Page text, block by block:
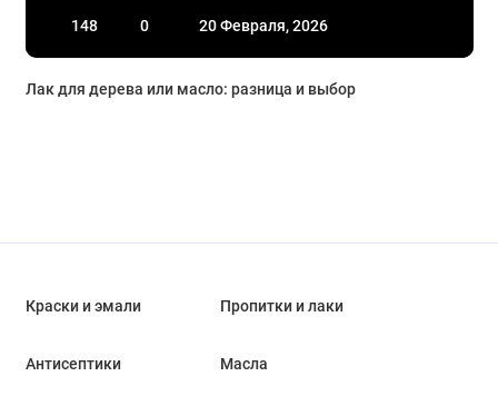
148 0 20 Февраля, 2026
Лак для дерева или масло: разница и выбор
Краски и эмали Пропитки и лаки
Антисептики Масла